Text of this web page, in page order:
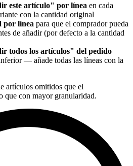
este artículo" por línea en cada
con la cantidad original
por línea para que el comprador pueda
de añadir (por defecto a la cantidad
todos los artículos" del pedido
— añade todas las líneas con la
artículos omitidos que el
que con mayor granularidad.